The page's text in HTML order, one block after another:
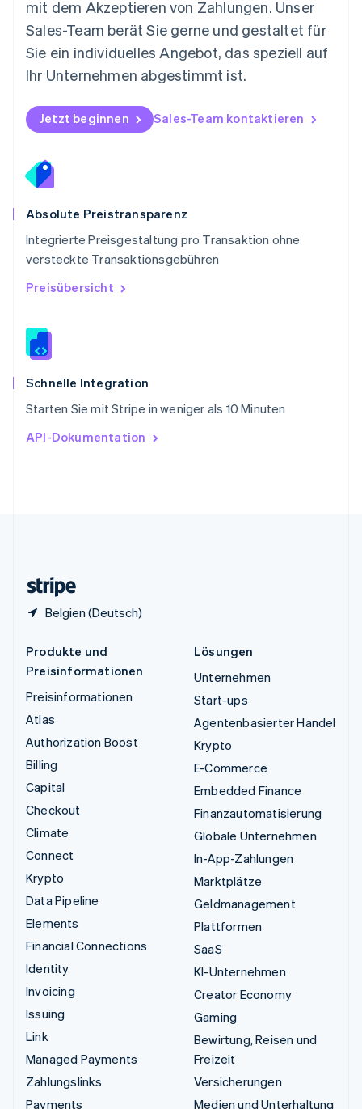
mit dem Akzeptieren von Zahlungen. Unser
Sales-Team berät Sie gerne und gestaltet für
Sie ein individuelles Angebot, das speziell auf
Ihr Unternehmen abgestimmt ist.
Jetzt beginnen Sales-Team kontaktieren
Absolute Preistransparenz
Integrierte Preisgestaltung pro Transaktion ohne
versteckte Transaktionsgebühren
Preisübersicht
Schnelle Integration
Starten Sie mit Stripe in weniger als 10 Minuten
API-Dokumentation
Belgien (Deutsch)
Polen
English
Portugal
Português English
Rumänien
Schweden
Svenska English
Deutsch
Singapur
English
Slowakei
Slowenien
EnglishItaliano
Sonderverwaltungsregion Hongkong,
Spanien
Thailand
ไทยEnglish
English
English
Produkte und
Preisinformationen
Preisinformationen
Atlas
Authorization Boost
Billing
Capital
Checkout
Climate
Connect
Krypto
Data Pipeline
Elements
Financial Connections
Identity
Invoicing
Issuing
Link
Managed Payments
Zahlungslinks
Payments
Lösungen
Unternehmen
Start-ups
Agentenbasierter Handel
Krypto
E-Commerce
Embedded Finance
Finanzautomatisierung
Globale Unternehmen
In-App-Zahlungen
Marktplätze
Geldmanagement
Plattformen
SaaS
KI-Unternehmen
Creator Economy
Gaming
Bewirtung, Reisen und
Freizeit
Versicherungen
Medien und Unterhaltung